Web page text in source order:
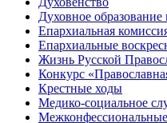
Духовное образование
Епархиальная
Епархиальные
Жизнь Русской
Конкурс
Крестные ходы
Медико-социальное